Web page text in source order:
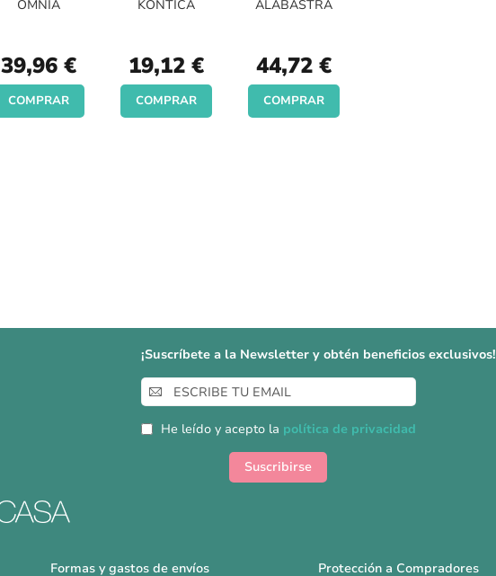
OMNIA
39,96 €
COMPRAR
KONTICA
19,12 €
COMPRAR
ALABASTRA
44,72 €
COMPRAR
¡Suscríbete a la Newsletter y obtén beneficios exclusivos!
Inscríbase
a
nuestro
boletín
He leído y acepto la política de privacidad
Suscribirse
Formas y gastos de envíos Protección a Compradores